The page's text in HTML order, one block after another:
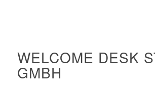
WELCOME DESK
GMBH